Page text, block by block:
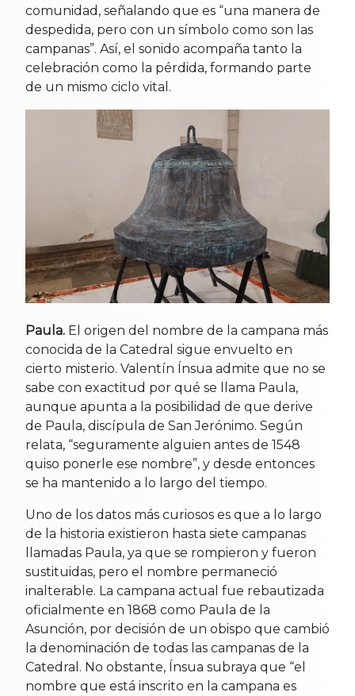
comunidad, señalando que es “una manera de
despedida, pero con un símbolo como son las
campanas”. Así, el sonido acompaña tanto la
celebración como la pérdida, formando parte
de un mismo ciclo vital.
Paula. El origen del nombre de la campana más
conocida de la Catedral sigue envuelto en
cierto misterio. Valentín Ínsua admite que no se
sabe con exactitud por qué se llama Paula,
aunque apunta a la posibilidad de que derive
de Paula, discípula de San Jerónimo. Según
relata, “seguramente alguien antes de 1548
quiso ponerle ese nombre”, y desde entonces
se ha mantenido a lo largo del tiempo.
Uno de los datos más curiosos es que a lo largo
de la historia existieron hasta siete campanas
llamadas Paula, ya que se rompieron y fueron
sustituidas, pero el nombre permaneció
inalterable. La campana actual fue rebautizada
oficialmente en 1868 como Paula de la
Asunción, por decisión de un obispo que cambió
la denominación de todas las campanas de la
Catedral. No obstante, Ínsua subraya que “el
nombre que está inscrito en la campana es